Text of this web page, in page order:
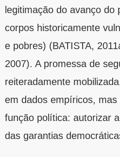
legitimação do avanço do
corpos historicamente
e pobres) (BATISTA,
2007). A promessa de
reiteradamente
em dados empíricos,
função política: autorizar
das garantias